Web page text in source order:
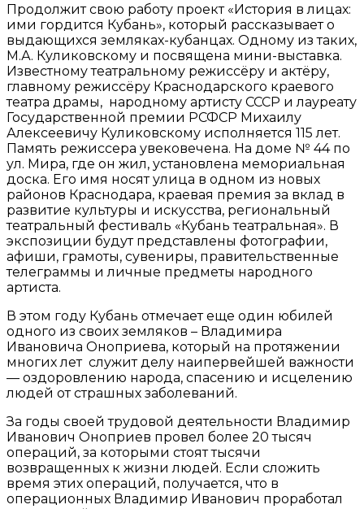
Продолжит свою работу проект «История в лицах:
ими гордится Кубань», который рассказывает о
выдающихся земляках-кубанцах. Одному из таких,
М.А. Куликовскому и посвящена мини-выставка.
Известному театральному режиссёру и актёру,
главному режиссёру Краснодарского краевого
театра драмы, народному артисту СССР и лауреату
Государственной премии РСФСР Михаилу
Алексеевичу Куликовскому исполняется 115 лет.
Память режиссера увековечена. На доме № 44 по
ул. Мира, где он жил, установлена мемориальная
доска. Его имя носят улица в одном из новых
районов Краснодара, краевая премия за вклад в
развитие культуры и искусства, региональный
театральный фестиваль «Кубань театральная». В
экспозиции будут представлены фотографии,
афиши, грамоты, сувениры, правительственные
телеграммы и личные предметы народного
артиста.
В этом году Кубань отмечает еще один юбилей
одного из своих земляков – Владимира
Ивановича Оноприева, который на протяжении
многих лет служит делу наипервейшей важности
— оздоровлению народа, спасению и исцелению
людей от страшных заболеваний.
За годы своей трудовой деятельности Владимир
Иванович Оноприев провел более 20 тысяч
операций, за которыми стоят тысячи
возвращенных к жизни людей. Если сложить
время этих операций, получается, что в
операционных Владимир Иванович проработал